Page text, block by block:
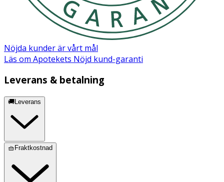
Nöjda kunder är vårt mål
Läs om Apotekets Nöjd kund-garanti
Leverans & betalning
🚚Leverans
🧺Fraktkostnad